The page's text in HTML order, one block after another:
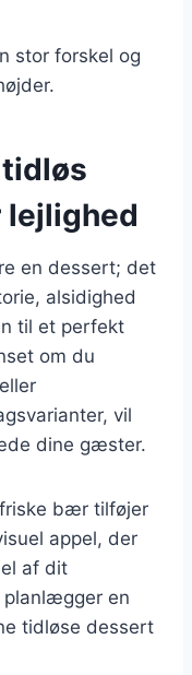
stor forskel og
tidløs
lejlighed
en dessert; det
alsidighed
til et perfekt
om du
vil
dine gæster.
bær tilføjer
appel, der
af dit
en
tidløse dessert